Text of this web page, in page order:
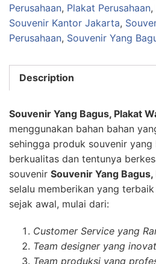
Perusahaan, Plakat Perusahaan,
Souvenir Kantor Jakarta,
Perusahaan, Souvenir Yang
Description
Souvenir Yang Bagus, Plakat
menggunakan bahan bahan
sehingga produk souvenir
berkualitas dan tentunya
souvenir Souvenir Yang
selalu memberikan yang
sejak awal, mulai dari:
Customer Service yang
Team designer yang
Team produksi yang